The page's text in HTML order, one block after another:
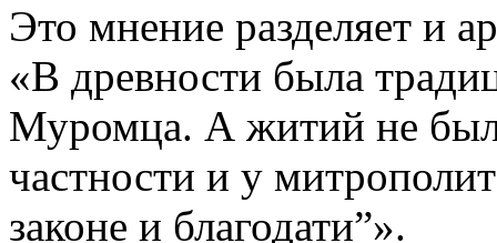
Это мнение разделяет и
«В древности была
Муромца. А житий не
частности и у
законе и благодати”».